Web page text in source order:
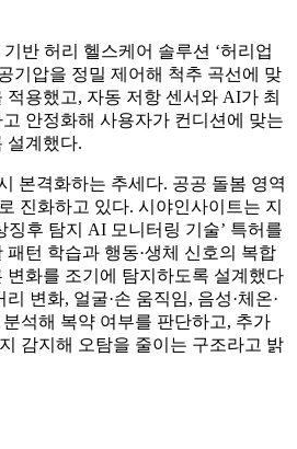
반 허리 헬스케어 솔루션 ‘허리업
기압을 정밀 제어해 척추 곡선에 맞
용했고, 자동 저항 센서와 AI가 최
안정화해 사용자가 컨디션에 맞는
설계했다.
본격화하는 추세다. 공공 돌봄 영역
진화하고 있다. 시야인사이트는 지
징후 탐지 AI 모니터링 기술’ 특허를
턴 학습과 행동·생체 신호의 복합
변화를 조기에 탐지하도록 설계했다
변화, 얼굴·손 움직임, 음성·체온·
석해 복약 여부를 판단하고, 추가
감지해 오탐을 줄이는 구조라고 밝